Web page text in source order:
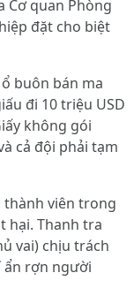
Cơ quan Phòng
đặt cho biệt
buôn bán ma
đi 10 triệu USD
không gói
cả đội phải tạm
viên trong
hại. Thanh tra
vai) chịu trách
ẩn rợn người